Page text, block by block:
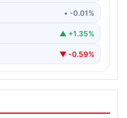
• -0.01%
▲ +1.35%
▼ -0.59%